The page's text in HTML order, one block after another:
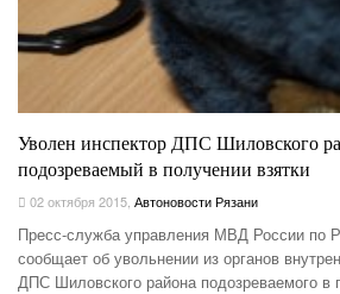
Уволен инспектор ДПС Шиловского
подозреваемый в получении взятки
02 октября 2015 Автоновости Рязани
Пресс-служба управления МВД России по
сообщает об увольнении из органов
ДПС Шиловского района подозреваемого в